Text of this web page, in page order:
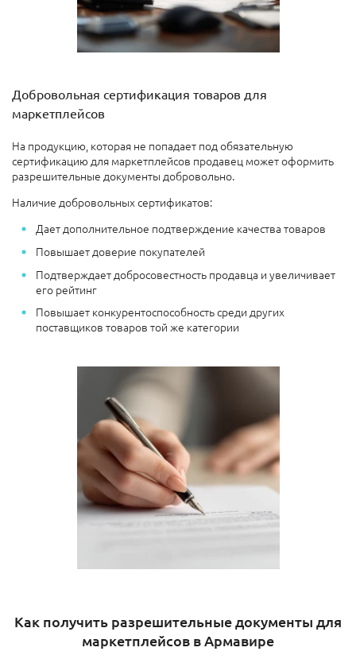
Добровольная сертификация товаров для
маркетплейсов
На продукцию, которая не попадает под обязательную
сертификацию для маркетплейсов продавец может оформить
разрешительные документы добровольно.
Наличие добровольных сертификатов:
Дает дополнительное подтверждение качества товаров
Повышает доверие покупателей
Подтверждает добросовестность продавца и увеличивает
его рейтинг
Повышает конкурентоспособность среди других
поставщиков товаров той же категории
Как получить разрешительные документы для
маркетплейсов в Армавире